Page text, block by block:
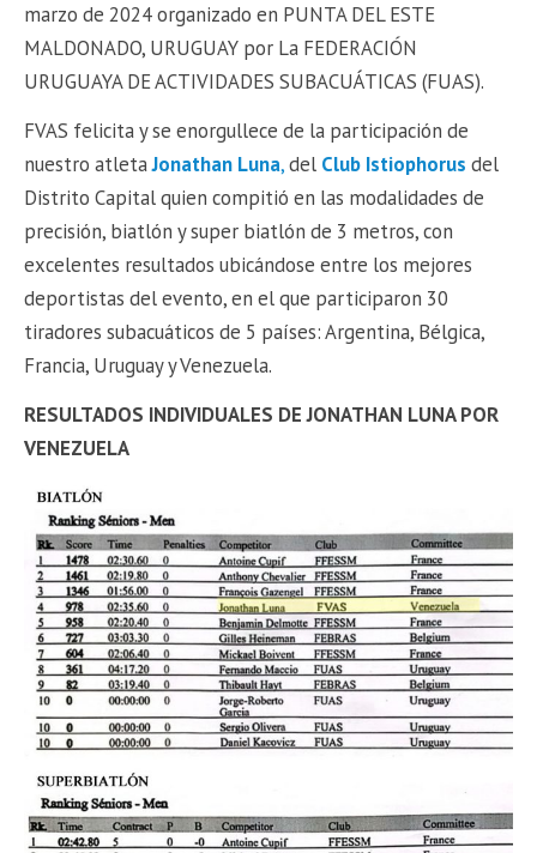
marzo de 2024 organizado en PUNTA DEL ESTE
MALDONADO, URUGUAY por La FEDERACIÓN
URUGUAYA DE ACTIVIDADES SUBACUÁTICAS (FUAS).
FVAS felicita y se enorgullece de la participación de
nuestro atletaJonathan Luna,del Club Istiophorus del
Distrito Capital quien compitió en las modalidades de
precisión, biatlón y super biatlón de 3 metros, con
excelentes resultados ubicándose entre los mejores
deportistas del evento, en el que participaron 30
tiradores subacuáticos de 5 países: Argentina, Bélgica,
Francia, Uruguay y Venezuela.
RESULTADOS INDIVIDUALES DE JONATHAN LUNA POR
VENEZUELA